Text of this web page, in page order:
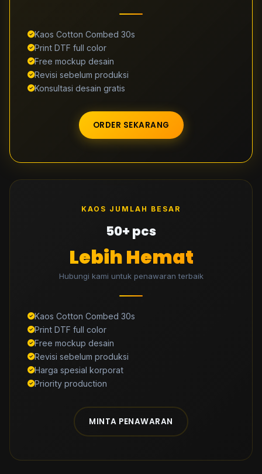
Kaos Cotton Combed 30s
Print DTF full color
Free mockup desain
Revisi sebelum produksi
Konsultasi desain gratis
ORDER SEKARANG
KAOS JUMLAH BESAR
50+ pcs
Lebih Hemat
Hubungi kami untuk penawaran terbaik
Kaos Cotton Combed 30s
Print DTF full color
Free mockup desain
Revisi sebelum produksi
Harga spesial korporat
Priority production
MINTA PENAWARAN